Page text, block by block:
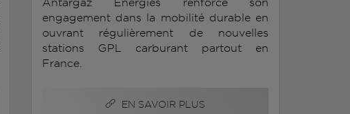
Antargaz Energies renforce son
engagement dans la mobilité durable en
ouvrant régulièrement de nouvelles
stations GPL carburant partout en
France.
EN SAVOIR PLUS